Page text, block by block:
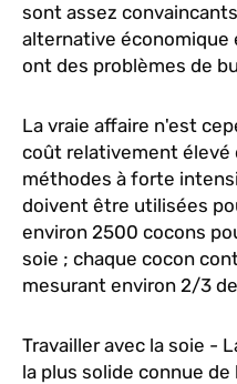
sont assez
alternative économique
ont des problèmes de
La vraie affaire n'est
coût relativement élevé
méthodes à forte
doivent être utilisées
environ 2500 cocons
soie ; chaque cocon
mesurant environ 2/3
Travailler avec la soie -
la plus solide connue